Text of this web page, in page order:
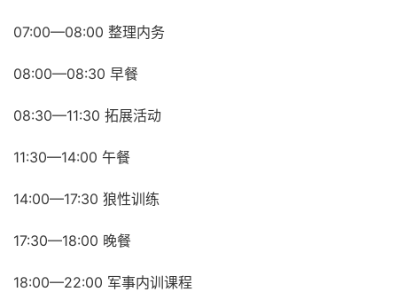
07:00—08:00 整理内务
08:00—08:30 早餐
08:30—11:30 拓展活动
11:30—14:00 午餐
14:00—17:30 狼性训练
17:30—18:00 晚餐
18:00—22:00 军事内训课程